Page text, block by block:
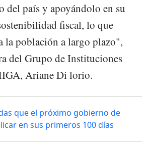
del país y apoyándolo en su
fiscal, lo que
la población a largo plazo",
del Grupo de Instituciones
Ariane Di lorio.
que el próximo gobierno de
en sus primeros 100 días